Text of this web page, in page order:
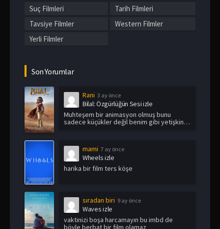
Suç Filmleri
Tarih Filmleri
Tavsiye Filmler
Western Filmler
Yerli Filmler
Son Yorumlar
Rani 3 ay önce
Bilal: Özgürlüğün Sesi izle
Muhteşem bir animasyon olmuş bunu
sadece küçükler değil benim gibi yetişkin
mami 7 ay önce
Wheels izle
harika bir film ters köşe
sıradan biri 9 ay önce
Waves izle
vaktinizi boşa harcamayın bu imbd de
böyle berbat bir film olamaz